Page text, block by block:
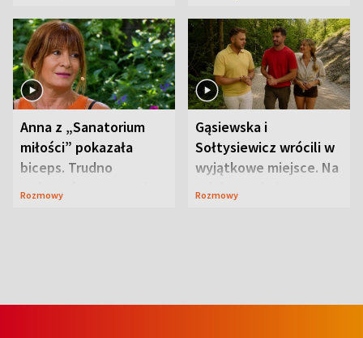
Anna z „Sanatorium
miłości” pokazała
biceps. Trudno
uwierzyć, co przeszła
Rozmowy
Gąsiewska i
Sołtysiewicz wrócili w
wyjątkowe miejsce. Na
szlaku czekał
Rozmowy